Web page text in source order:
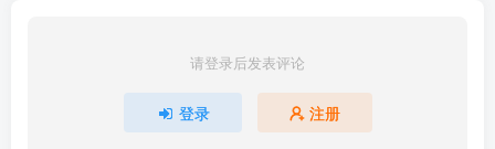
请登录后发表评论
登录 注册